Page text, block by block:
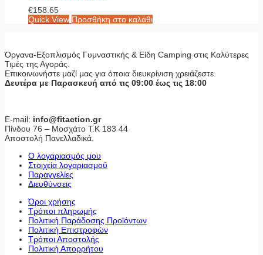
€158.65
Quick View Προσθήκη στο καλάθι
Όργανα-Εξοπλισμός Γυμναστικής & Είδη Camping στις Καλύτερες
Τιμές της Αγοράς.
Επικοινωνήστε μαζί μας για όποια διευκρίνιση χρειάζεστε.
Δευτέρα με Παρασκευή από τις 09:00 έως τις 18:00
E-mail: info@fitaction.gr
Πίνδου 76 – Μοσχάτο Τ.Κ 183 44
Αποστολή Πανελλαδικά.
Ο λογαριασμός μου
Στοιχεία λογαριασμού
Παραγγελίες
Διευθύνσεις
Όροι χρήσης
Τρόποι πληρωμής
Πολιτική Παράδοσης Προϊόντων
Πολιτική Επιστροφών
Τρόποι Αποστολής
Πολιτική Απορρήτου